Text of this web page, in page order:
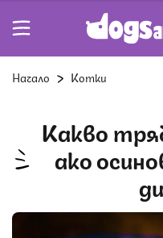
Начало Котки
Какво трябва да знаете,
ако